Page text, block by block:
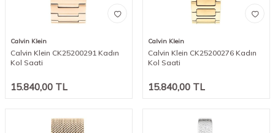
Calvin Klein
Calvin Klein CK25200291 Kadın
Kol Saati
15.840,00 TL
Calvin Klein
Calvin Klein CK25200276 Kadın
Kol Saati
15.840,00 TL